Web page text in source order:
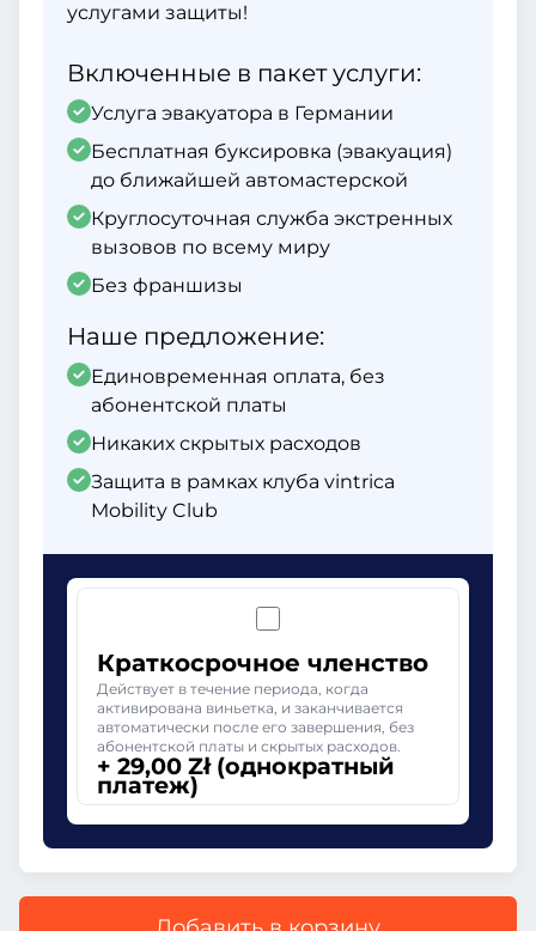
услугами защиты!
Включенные в пакет услуги:
Услуга эвакуатора в Германии
Бесплатная буксировка (эвакуация)
до ближайшей автомастерской
Круглосуточная служба экстренных
вызовов по всему миру
Без франшизы
Наше предложение:
Единовременная оплата, без
абонентской платы
Никаких скрытых расходов
Защита в рамках клуба vintrica
Mobility Club
Краткосрочное членство
Действует в течение периода, когда
активирована виньетка, и заканчивается
автоматически после его завершения, без
абонентской платы и скрытых расходов.
+ 29,00 Zł (однократный
платеж)